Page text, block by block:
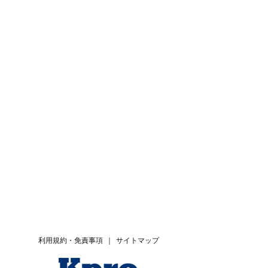
サイトマップ
利用規約・免責事項